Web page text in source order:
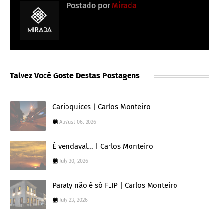
Postado por Mirada
Talvez Você Goste Destas Postagens
Carioquices | Carlos Monteiro
August 06, 2026
É vendaval... | Carlos Monteiro
July 30, 2026
Paraty não é só FLIP | Carlos Monteiro
July 23, 2026